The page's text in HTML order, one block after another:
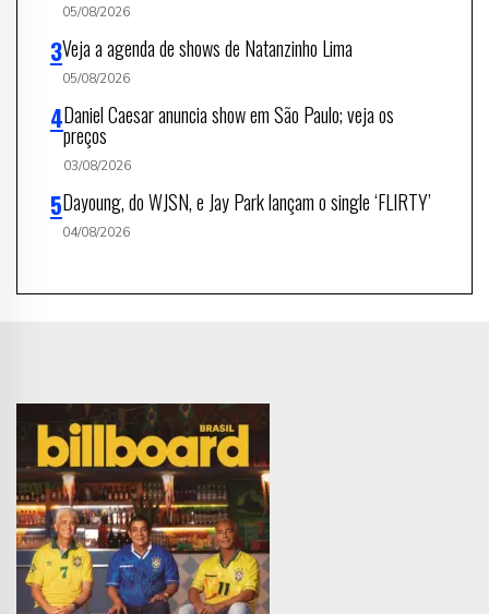
05/08/2026
Veja a agenda de shows de Natanzinho Lima
05/08/2026
Daniel Caesar anuncia show em São Paulo; veja os
preços
03/08/2026
Dayoung, do WJSN, e Jay Park lançam o single ‘FLIRTY’
04/08/2026